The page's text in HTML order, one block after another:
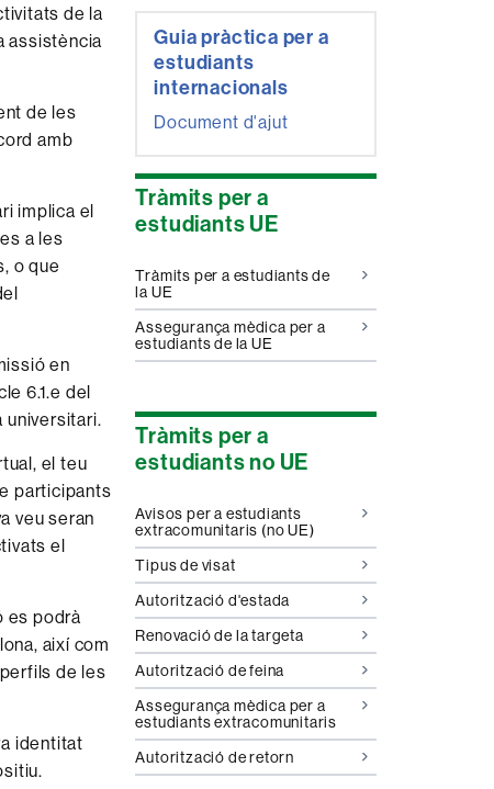
de la
assistència
de les
amb
implica el
a les
o que
en
6.1.e del
universitari.
el teu
participants
veu seran
el
es podrà
així com
de les
identitat
Guia pràctica per a
estudiants
internacionals
Document d'ajut
Tràmits per a
estudiants UE
Tràmits per a estudiants de
la UE
Assegurança mèdica per a
estudiants de la UE
Tràmits per a
estudiants no UE
Avisos per a estudiants
extracomunitaris (no UE)
Tipus de visat
Autorització d'estada
Renovació de la targeta
Autorització de feina
Assegurança mèdica per a
estudiants extracomunitaris
Autorització de retorn